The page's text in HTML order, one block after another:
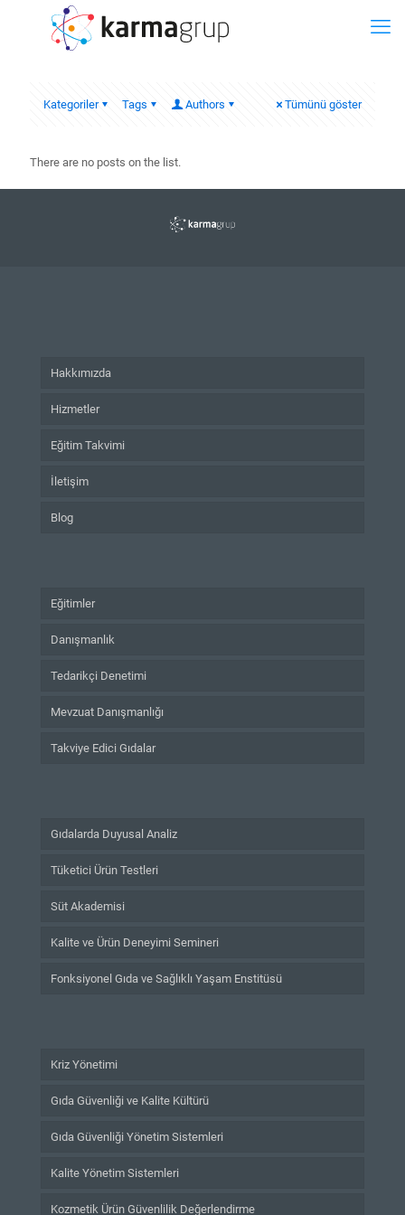
Kategoriler Tags Authors Tümünü göster
There are no posts on the list.
Hakkımızda
Hizmetler
Eğitim Takvimi
İletişim
Blog
Eğitimler
Danışmanlık
Tedarikçi Denetimi
Mevzuat Danışmanlığı
Takviye Edici Gıdalar
Gıdalarda Duyusal Analiz
Tüketici Ürün Testleri
Süt Akademisi
Kalite ve Ürün Deneyimi Semineri
Fonksiyonel Gıda ve Sağlıklı Yaşam Enstitüsü
Kriz Yönetimi
Gıda Güvenliği ve Kalite Kültürü
Gıda Güvenliği Yönetim Sistemleri
Kalite Yönetim Sistemleri
Kozmetik Ürün Güvenlilik Değerlendirme